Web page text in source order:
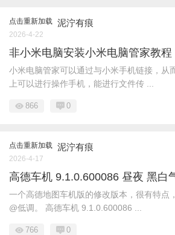
点击重新加载 泥泞有痕
2026-4-22
非小米电脑安装小米电脑管家教程
小米电脑管家可以通过与小米手机链接，从
上可以进行操作手机，能进行文件传 ...
866 0
点击重新加载 泥泞有痕
2026-4-17
高德车机 9.1.0.600086 昼夜 黑白
一个高德地图车机版的修改版本，很有特点
@低调。 高德车机 9.1.0.600086 ...
766 0